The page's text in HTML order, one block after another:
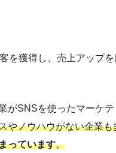
を獲得し、売上アップ
がSNSを使ったマーケ
やノウハウがない企業も
っています。